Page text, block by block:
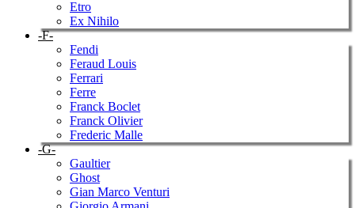
Etro
Ex Nihilo
-F-
Fendi
Feraud Louis
Ferrari
Ferre
Franck Boclet
Franck Olivier
Frederic Malle
-G-
Gaultier
Ghost
Gian Marco Venturi